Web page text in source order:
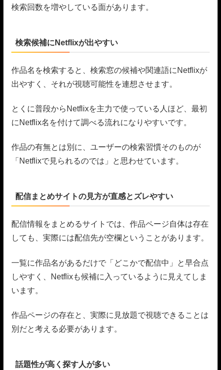
検索回数を増やしている面があります。
検索候補にNetflixが出やすい
作品名を検索すると、検索窓の候補や関連語にNetflixが
出やすく、それが視聴可能性を連想させます。
とくに普段からNetflixを主力で使っている人ほど、最初
にNetflix名を付けて調べる流れになりやすいです。
作品の有無とは別に、ユーザーの検索習慣そのものが
「Netflixで見られるのでは」と思わせています。
配信まとめサイトの見方が直感とズレやすい
配信情報をまとめるサイトでは、作品ページ自体は存在
しても、実際には配信先が空欄ということがあります。
一覧に作品名があるだけで「どこかで配信中」と早合点
しやすく、Netflixも候補に入っているように見えてしま
います。
作品ページの存在と、実際に見放題で視聴できることは
別だと考える必要があります。
話題性が高く探す人が多い